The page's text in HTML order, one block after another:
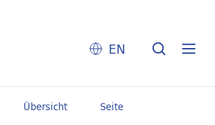
EN
Übersicht Seite